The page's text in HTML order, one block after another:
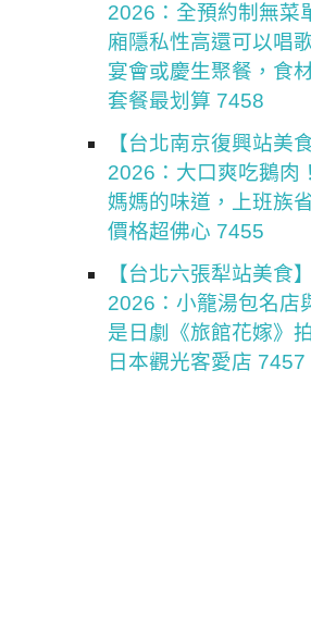
2026：全預約制無菜
廂隱私性高還可以唱
宴會或慶生聚餐，食
套餐最划算 7458
【台北南京復興站美
2026：大口爽吃鵝肉
媽媽的味道，上班族
價格超佛心 7455
【台北六張犁站美食
2026：小籠湯包名店
是日劇《旅館花嫁》
日本觀光客愛店 7457